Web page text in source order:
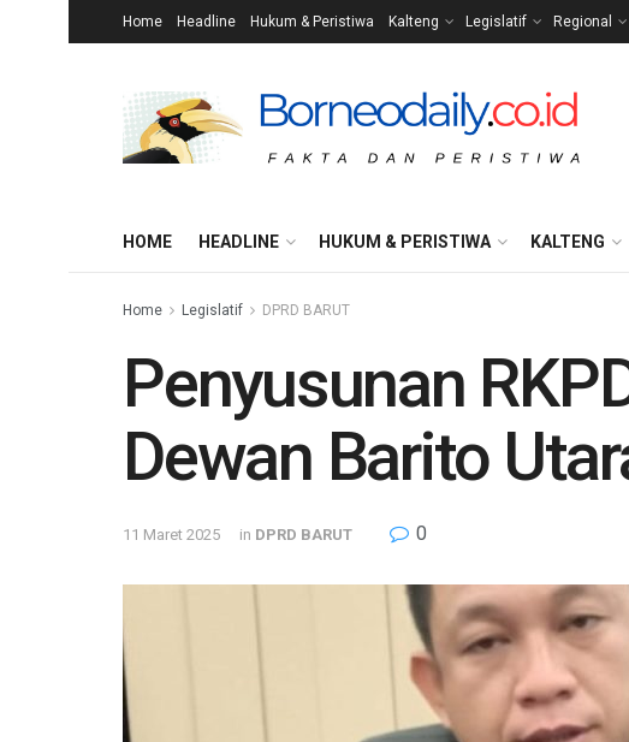
Home Headline Hukum & Peristiwa Kalteng Legislatif Regional
HOME HEADLINE HUKUM & PERISTIWA KALTENG
Home Legislatif DPRD BARUT
Penyusunan
Dewan Barito
11 Maret 2025 in DPRD BARUT 0